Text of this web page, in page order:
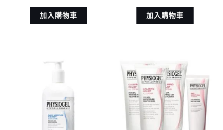
加入購物車 加入購物車
原
始
格：
NT$ 1,600。
格：
NT$ 1,280。
始
價
格：
NT$ 3,970。